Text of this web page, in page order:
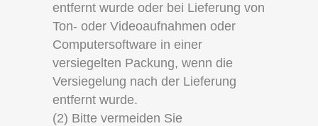
entfernt wurde oder bei Lieferung von
Ton- oder Videoaufnahmen oder
Computersoftware in einer
versiegelten Packung, wenn die
Versiegelung nach der Lieferung
entfernt wurde.
(2) Bitte vermeiden Sie